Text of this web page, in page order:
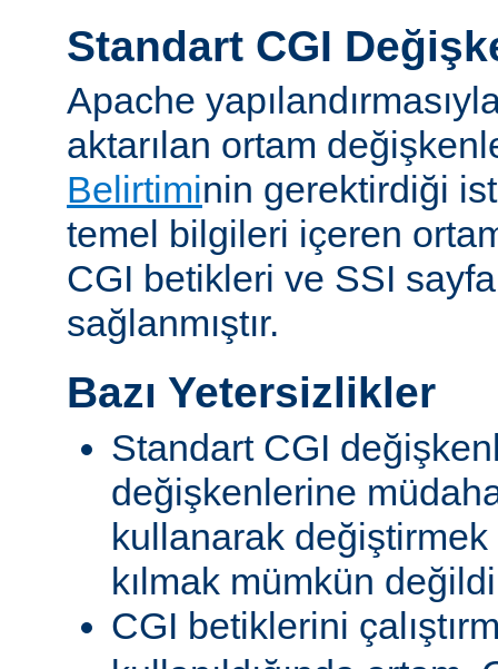
Standart CGI
Apache
aktarılan ortam
Belirtiminin gerektirdiği
temel bilgileri içeren
CGI betikleri ve SSI
sağlanmıştır.
Bazı Yetersizlikler
Standart CGI
değişkenlerine
kullanarak
kılmak mümkün
CGI betiklerini